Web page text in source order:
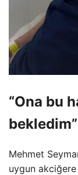
“Ona bu
bekledim”
Mehmet
uygun